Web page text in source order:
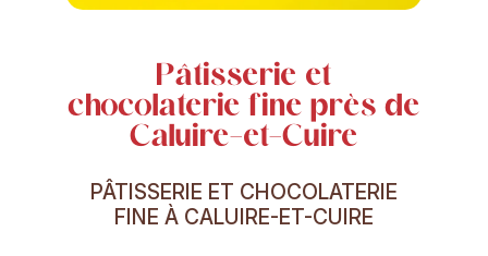
Pâtisserie et
chocolaterie fine près de
Caluire-et-Cuire
PÂTISSERIE ET CHOCOLATERIE
FINE À CALUIRE-ET-CUIRE